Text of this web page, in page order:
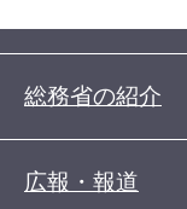
総務省の紹介
広報・報道